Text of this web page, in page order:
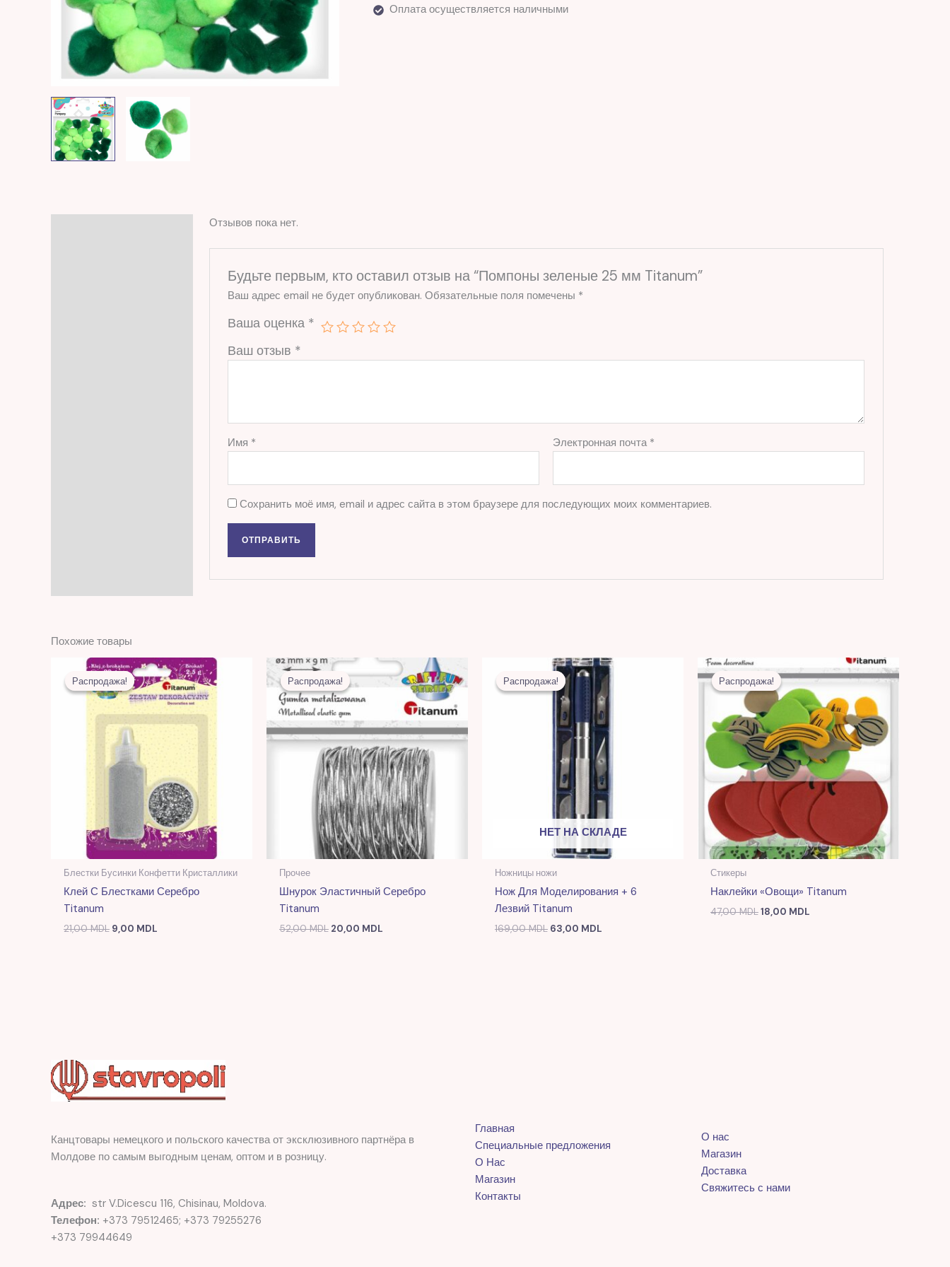
Оплата осуществляется наличными
Отзывов пока нет.
Будьте первым, кто оставил отзыв на “Помпоны зеленые 25 мм Titanum”
Ваш адрес email не будет опубликован. Обязательные поля помечены *
Ваша оценка *
Ваш отзыв *
Имя * Электронная почта *
Сохранить моё имя, email и адрес сайта в этом браузере для последующих моих комментариев.
Похожие товары
Распродажа!
Распродажа!
Блестки Бусинки Конфетти Кристаллики
Клей С Блестками Серебро
Titanum
21,00MDL
Первоначальная
цена
составляла
21,00 MDL.
9,00 MDL
Текущая
цена:
9,00 MDL.
Распродажа!
Распродажа!
Прочее
Шнурок Эластичный Серебро
Titanum
52,00MDL
Первоначальная
цена
составляла
52,00 MDL.
20,00 MDL
Текущая
цена:
20,00 MDL.
Распродажа!
НЕТ НА СКЛАДЕ
Распродажа!
Ножницы ножи
Нож Для Моделирования + 6
Лезвий Titanum
169,00MDL
Первоначальная
цена
составляла
169,00 MDL.
63,00 MDL
Текущая
цена:
63,00 MDL.
Распродажа!
Распродажа!
Стикеры
Наклейки «Овощи» Titanum
47,00MDL
цена
составляла
47,00 MDL.
18,00 MDL
Текущая
цена:
18,00 MDL.
Канцтовары немецкого и польского качества от эксклюзивного партнёра в
Молдове по самым выгодным ценам, оптом и в розницу.
Адрес: str V.Dicescu 116, Chisinau, Moldova.
Телефон: +373 79512465; +373 79255276
+373 79944649
Главная
Специальные предложения
О Нас
Магазин
Контакты
О нас
Магазин
Доставка
Свяжитесь с нами